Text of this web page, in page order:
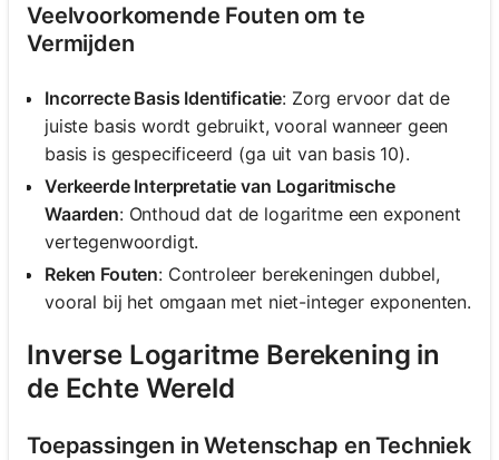
Veelvoorkomende Fouten om te
Vermijden
Incorrecte Basis Identificatie: Zorg ervoor dat de
juiste basis wordt gebruikt, vooral wanneer geen
basis is gespecificeerd (ga uit van basis 10).
Verkeerde Interpretatie van Logaritmische
Waarden: Onthoud dat de logaritme een exponent
vertegenwoordigt.
Reken Fouten: Controleer berekeningen dubbel,
vooral bij het omgaan met niet-integer exponenten.
Inverse Logaritme Berekening in
de Echte Wereld
Toepassingen in Wetenschap en Techniek